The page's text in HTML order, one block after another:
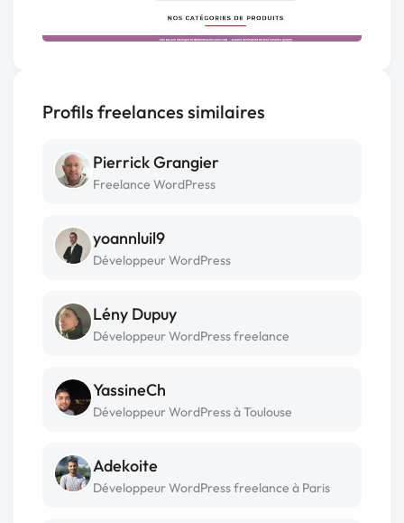
Profils freelances similaires
Pierrick Grangier
Freelance WordPress
yoannluil9
Développeur WordPress
Lény Dupuy
Développeur WordPress freelance
YassineCh
Développeur WordPress à Toulouse
Adekoite
Développeur WordPress freelance à Paris